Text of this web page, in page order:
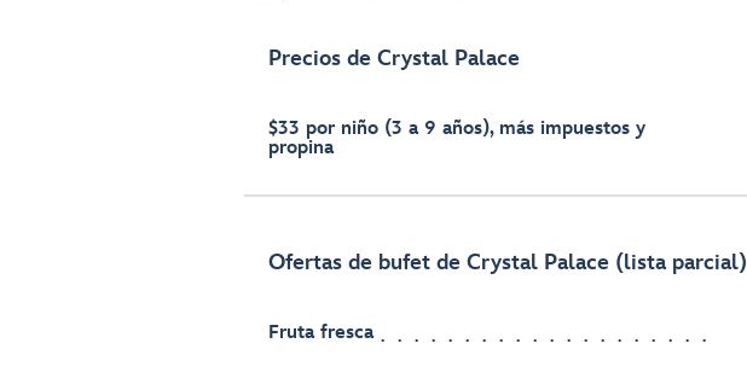
Precios de Crystal Palace
$33 por niño (3 a 9 años), más impuestos y
propina
Ofertas de bufet de Crystal Palace (lista parcial)
Fruta fresca